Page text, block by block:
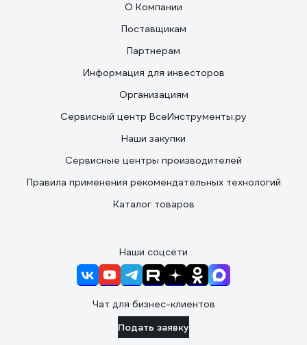
О Компании
Поставщикам
Партнерам
Информация для инвесторов
Организациям
Сервисный центр ВсеИнструменты.ру
Наши закупки
Сервисные центры производителей
Правила применения рекомендательных технологий
Каталог товаров
Наши соцсети
Чат для бизнес-клиентов
Подать заявку